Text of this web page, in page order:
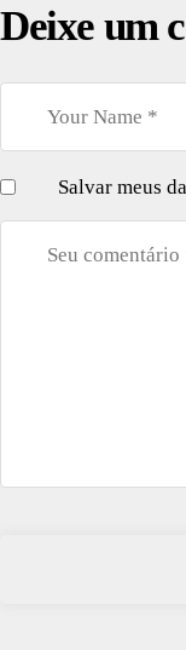
Deixe um
Salvar meus